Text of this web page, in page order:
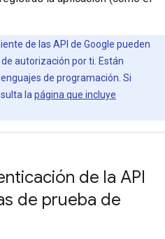
de las API de Google pueden
autorización por ti. Están
de programación. Si
la página que incluye
de la API
de prueba de